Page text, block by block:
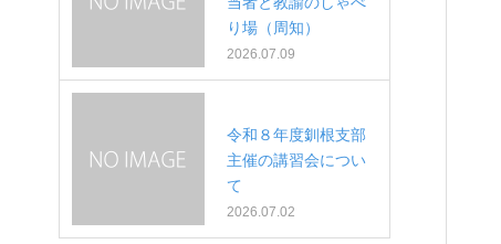
り場（周知）
2026.07.09
令和８年度釧根支部
主催の講習会につい
て
2026.07.02